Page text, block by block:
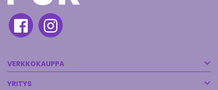
VERKKOKAUPPA
YRITYS